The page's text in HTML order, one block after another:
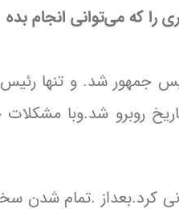
را که می‌توانی انجام بده
روبرو شد.وبا
کرد.بعداز .تمام شدن